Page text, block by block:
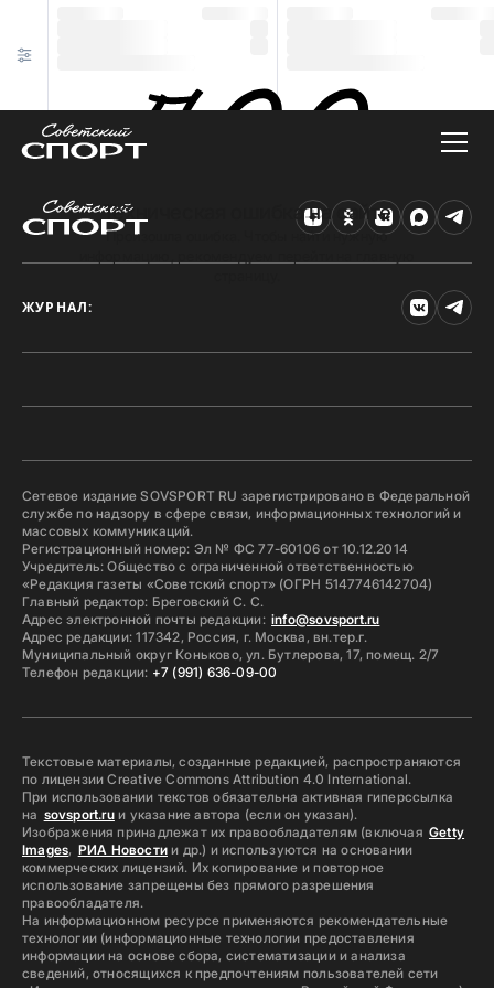
Техническая ошибка на сайте
Произошла ошибка. Чтобы найти нужную
ЖУРНАЛ:
Сетевое издание SOVSPORT RU зарегистрировано в Федеральной
службе по надзору в сфере связи, информационных технологий и
массовых коммуникаций.
Регистрационный номер: Эл № ФС 77-60106 от 10.12.2014
Учредитель: Общество с ограниченной ответственностью
«Редакция газеты «Советский спорт» (ОГРН 5147746142704)
Главный редактор: Бреговский С. С.
Адрес электронной почты редакции: info@sovsport.ru
Адрес редакции: 117342, Россия, г. Москва, вн.тер.г.
Муниципальный округ Коньково, ул. Бутлерова, 17, помещ. 2/7
Телефон редакции: +7 (991) 636-09-00
Текстовые материалы, созданные редакцией, распространяются
по лицензии Creative Commons Attribution 4.0 International.
При использовании текстов обязательна активная гиперссылка
на sovsport.ruи указание автора (если он указан).
Изображения принадлежат их правообладателям (включая Getty
Images, РИА Новостии др.) и используются на основании
коммерческих лицензий. Их копирование и повторное
использование запрещены без прямого разрешения
правообладателя.
На информационном ресурсе применяются рекомендательные
технологии (информационные технологии предоставления
информации на основе сбора, систематизации и анализа
сведений, относящихся к предпочтениям пользователей сети